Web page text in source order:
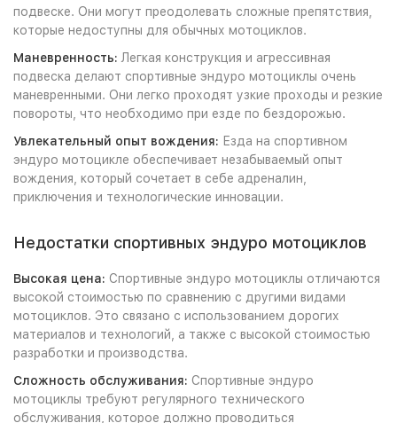
подвеске. Они могут преодолевать сложные препятствия,
которые недоступны для обычных мотоциклов.
Маневренность: Легкая конструкция и агрессивная
подвеска делают спортивные эндуро мотоциклы очень
маневренными. Они легко проходят узкие проходы и резкие
повороты, что необходимо при езде по бездорожью.
Увлекательный опыт вождения: Езда на спортивном
эндуро мотоцикле обеспечивает незабываемый опыт
вождения, который сочетает в себе адреналин,
приключения и технологические инновации.
Недостатки спортивных эндуро мотоциклов
Высокая цена: Спортивные эндуро мотоциклы отличаются
высокой стоимостью по сравнению с другими видами
мотоциклов. Это связано с использованием дорогих
материалов и технологий, а также с высокой стоимостью
разработки и производства.
Сложность обслуживания: Спортивные эндуро
мотоциклы требуют регулярного технического
обслуживания, которое должно проводиться